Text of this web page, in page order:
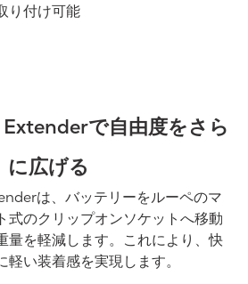
り付け可能
で自由度をさら
に広げる
は、バッテリーをルーペのマ
式のクリップオンソケットへ移動
量を軽減します。これにより、快
い装着感を実現します。